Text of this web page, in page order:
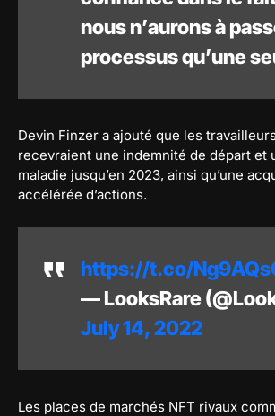
nous n’aurons à
processus qu’une
Devin Finzer a ajouté que les
recevraient une indemnité de départ et
maladie jusqu’en 2023, ainsi qu’une
accélérée d’actions.
https://t.co/
— LooksRare
July 14, 2022
Les places de marchés NFT rivaux